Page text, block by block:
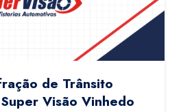
de Trânsito
Visão Vinhedo